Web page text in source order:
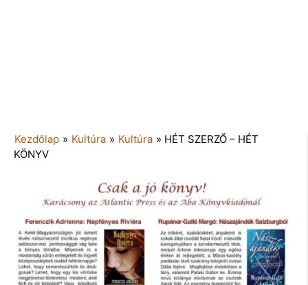
Kezdőlap » Kultúra » Kultúra » HÉT SZERZŐ – HÉT
KÖNYV